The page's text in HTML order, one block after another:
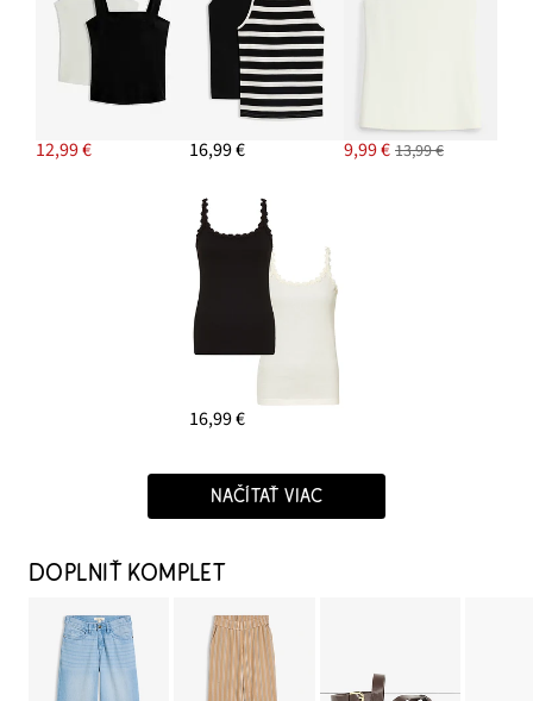
12,99 € 16,99 € 9,99 € 13,99 €
16,99 €
NAČÍTAŤ VIAC
DOPLNIŤ KOMPLET